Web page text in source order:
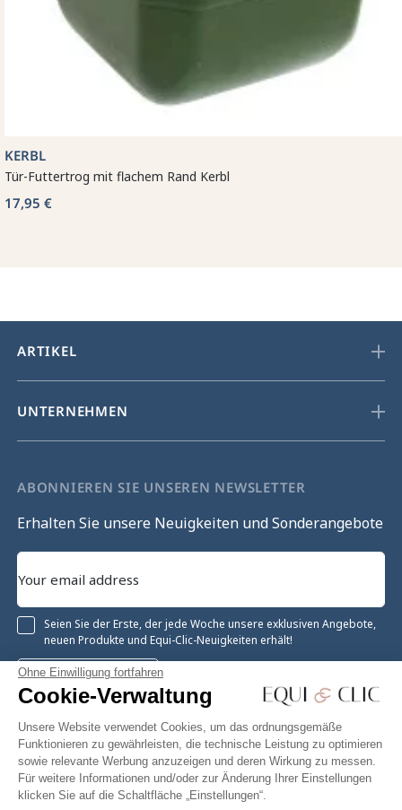
Ohne Einwilligung fortfahren
Cookie-Verwaltung
Unsere Website verwendet Cookies, um das ordnungsgemäße
Funktionieren zu gewährleisten, die technische Leistung zu optimieren
sowie relevante Werbung anzuzeigen und deren Wirkung zu messen.
Für weitere Informationen und/oder zur Änderung Ihrer Einstellungen
klicken Sie auf die Schaltfläche „Einstellungen“.
KERBL
Tür-Futtertrog mit flachem Rand Kerbl
17,95 €
ARTIKEL
UNTERNEHMEN
ABONNIEREN SIE UNSEREN NEWSLETTER
Erhalten Sie unsere Neuigkeiten und Sonderangebote
Seien Sie der Erste, der jede Woche unsere exklusiven Angebote,
neuen Produkte und Equi-Clic-Neuigkeiten erhält!
Registrieren
Facebook Twitter
YouTube
Pinterest
Instagram